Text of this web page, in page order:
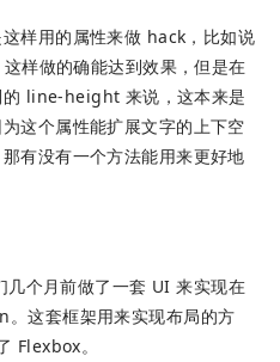
样用的属性来做 hack，比如说
样做的确能达到效果，但是在
的 line-height 来说，这本来是
这个属性能扩展文字的上下空
有没有一个方法能用来更好地
个月前做了一套 UI 来实现在
这套框架用来实现布局的方
Flexbox。